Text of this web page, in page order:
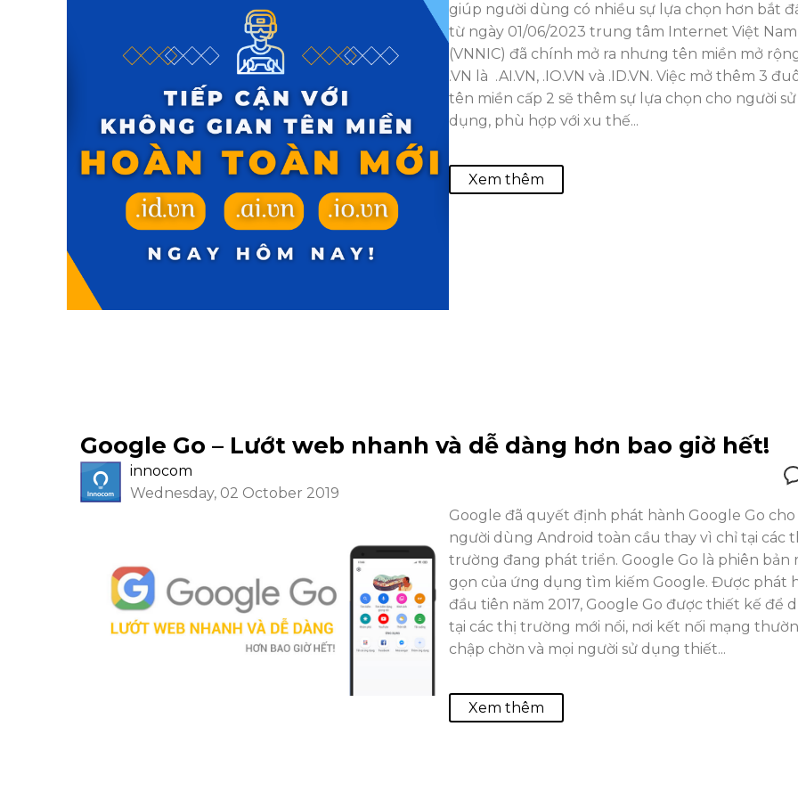
giúp người dùng có nhiều sự lựa chọn hơn bắt
từ ngày 01/06/2023 trung tâm Internet Việt Nam
(VNNIC) đã chính mở ra nhưng tên miền mở
.VN là .AI.VN, .IO.VN và .ID.VN. Việc mở thêm 3
tên miền cấp 2 sẽ thêm sự lựa chọn cho người sử
dụng, phù hợp với xu thế...
Xem thêm
Google Go – Lướt web nhanh và dễ dàng hơn bao giờ hết!
innocom
Wednesday, 02 October 2019
Google đã quyết định phát hành Google Go cho
người dùng Android toàn cầu thay vì chỉ tại các
trường đang phát triển. Google Go là phiên bản
gọn của ứng dụng tìm kiếm Google. Được phát
đầu tiên năm 2017, Google Go được thiết kế để
tại các thị trường mới nổi, nơi kết nối mạng
chập chờn và mọi người sử dụng thiết...
Xem thêm